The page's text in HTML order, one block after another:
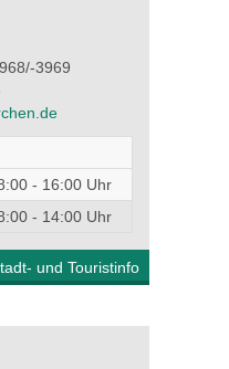
3969
- 16:00 Uhr
- 14:00 Uhr
und Touristinfo